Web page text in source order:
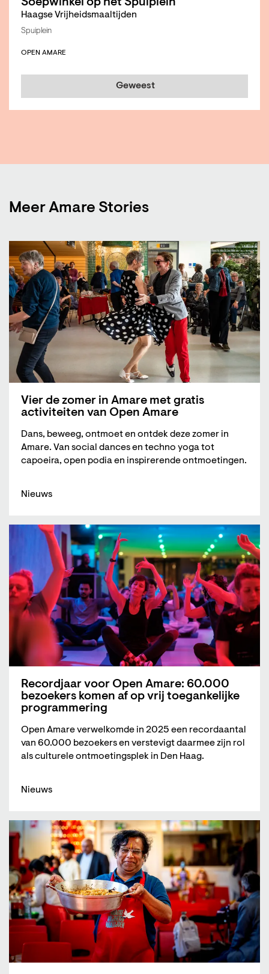
Haagse Vrijheidsmaaltijden
Spuiplein
OPEN AMARE
Geweest
Meer Amare Stories
Vier de zomer in Amare met gratis
activiteiten van Open Amare
Dans, beweeg, ontmoet en ontdek deze zomer in
Amare. Van social dances en techno yoga tot
capoeira, open podia en inspirerende ontmoetingen.
Nieuws
Recordjaar voor Open Amare: 60.000
bezoekers komen af op vrij toegankelijke
programmering
Open Amare verwelkomde in 2025 een recordaantal
van 60.000 bezoekers en verstevigt daarmee zijn rol
als culturele ontmoetingsplek in Den Haag.
Nieuws